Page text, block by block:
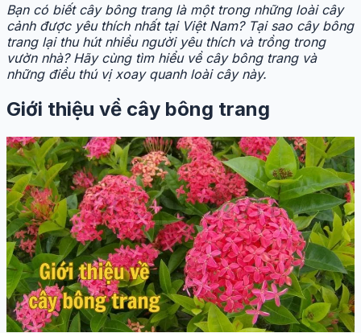
Bạn có biết cây bông trang là một trong những loài cây
cảnh được yêu thích nhất tại Việt Nam? Tại sao cây bông
trang lại thu hút nhiều người yêu thích và trồng trong
vườn nhà? Hãy cùng tìm hiểu về cây bông trang và
những điều thú vị xoay quanh loài cây này.
Giới thiệu về cây bông trang